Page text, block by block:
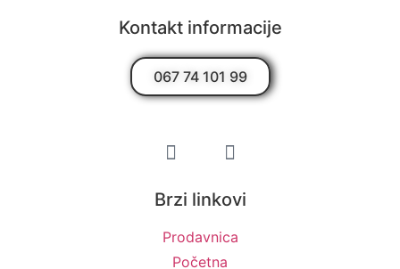
Kontakt informacije
067 74 101 99
Brzi linkovi
Prodavnica
Početna